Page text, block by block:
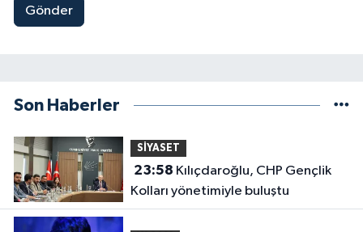
Gönder
Son Haberler
SİYASET
23:58
Kolları yönetimiyle buluştu